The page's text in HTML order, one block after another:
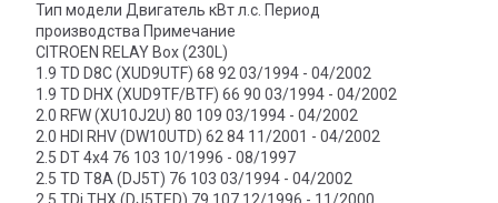
Тип модели Двигатель кВт л.с. Период
производства Примечание
CITROEN RELAY Box (230L)
1.9 TD D8C (XUD9UTF) 68 92 03/1994 - 04/2002
1.9 TD DHX (XUD9TF/BTF) 66 90 03/1994 - 04/2002
2.0 RFW (XU10J2U) 80 109 03/1994 - 04/2002
2.0 HDI RHV (DW10UTD) 62 84 11/2001 - 04/2002
2.5 DT 4x4 76 103 10/1996 - 08/1997
2.5 TD T8A (DJ5T) 76 103 03/1994 - 04/2002